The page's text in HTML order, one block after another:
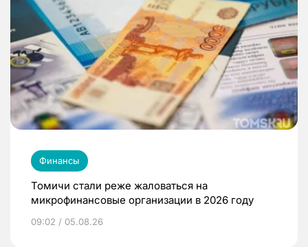
Финансы
Томичи стали реже жаловаться на
микрофинансовые организации в 2026 году
09:02 / 05.08.26